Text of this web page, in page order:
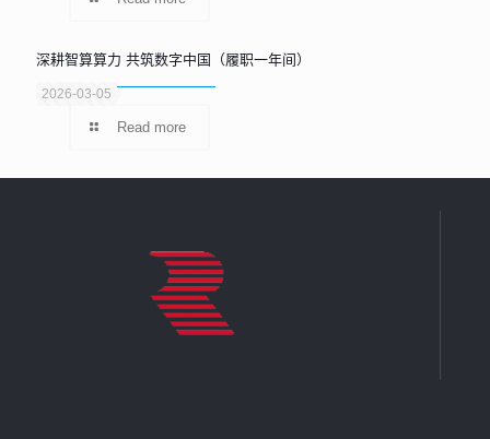
2026-03-05
深耕智算算力 共筑数字中国（履职一年间）
Read more